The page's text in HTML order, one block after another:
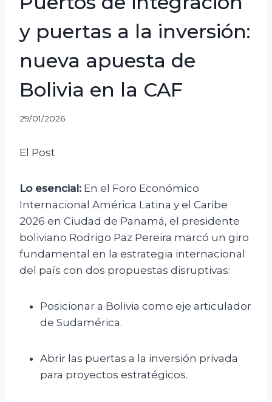
y puertas a la inversión:
nueva apuesta de
Bolivia en la CAF
29/01/2026
El Post
Lo esencial: En el Foro Económico
Internacional América Latina y el Caribe
2026 en Ciudad de Panamá, el presidente
boliviano Rodrigo Paz Pereira marcó un giro
fundamental en la estrategia internacional
del país con dos propuestas disruptivas:
Posicionar a Bolivia como eje articulador
de Sudamérica.
Abrir las puertas a la inversión privada
para proyectos estratégicos.